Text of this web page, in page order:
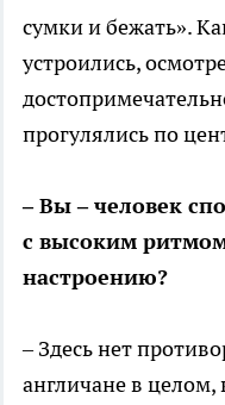
сумки и бежать».
устроились,
прогулялись по
– Вы – человек
с высоким
настроению?
– Здесь нет
англичане в